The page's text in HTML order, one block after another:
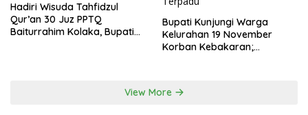
Hadiri Wisuda Tahfidzul
Qur’an 30 Juz PPTQ
Baiturrahim Kolaka, Bupati
Bupati Kunjungi Warga
Kelurahan 19 November
Korban Kebakaran;
View More